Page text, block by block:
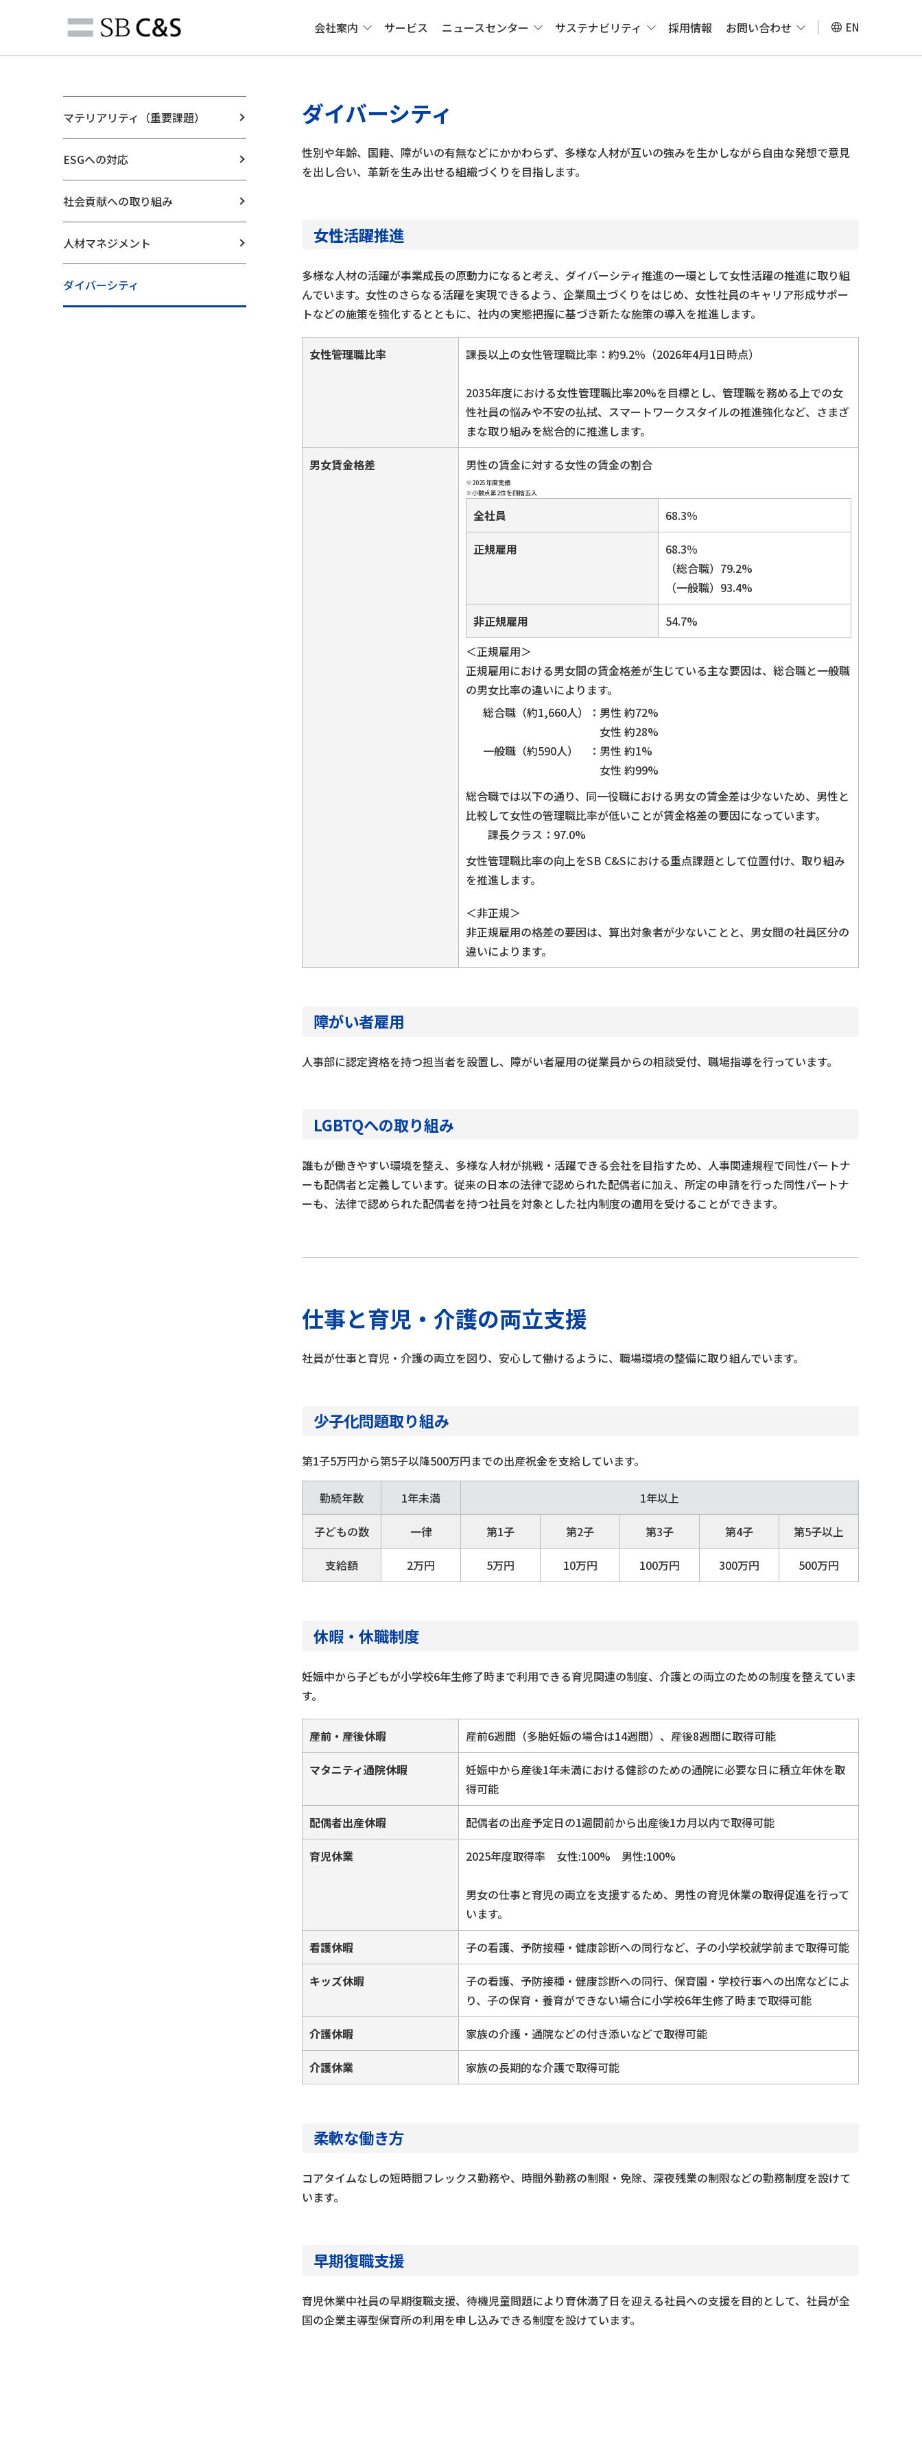
EN
会社案内 サービス ニュースセンター サステナビリティ 採用情報 お問い合わせ
ダイバーシティ
性別や年齢、国籍、障がいの有無などにかかわらず、多様な人材が互いの強みを生かしながら自由な発想で意見
を出し合い、革新を生み出せる組織づくりを目指します。
女性活躍推進
多様な人材の活躍が事業成長の原動力になると考え、ダイバーシティ推進の一環として女性活躍の推進に取り組
んでいます。女性のさらなる活躍を実現できるよう、企業風土づくりをはじめ、女性社員のキャリア形成サポー
トなどの施策を強化するとともに、社内の実態把握に基づき新たな施策の導入を推進します。
女性管理職比率 課長以上の女性管理職比率：約9.2％（2026年4月1日時点）
2035年度における女性管理職比率20%を目標とし、管理職を務める上での女
性社員の悩みや不安の払拭、スマートワークスタイルの推進強化など、さまざ
まな取り組みを総合的に推進します。
男女賃金格差 男性の賃金に対する女性の賃金の割合
※2025年度実績
※小数点第2位を四捨五入
全社員 68.3％
正規雇用
68.3％
（総合職）79.2%
（一般職）93.4%
非正規雇用
54.7%
＜正規雇用＞
正規雇用における男女間の賃金格差が生じている主な要因は、総合職と一般職
の男女比率の違いによります。
総合職（約1,660人）
：男性 約72%
女性 約28%
一般職（約590人）
：男性 約1%
女性 約99%
総合職では以下の通り、同一役職における男女の賃金差は少ないため、男性と
比較して女性の管理職比率が低いことが賃金格差の要因になっています。
課長クラス：97.0%
女性管理職比率の向上をSB C&Sにおける重点課題として位置付け、取り組み
を推進します。
＜非正規＞
非正規雇用の格差の要因は、算出対象者が少ないことと、男女間の社員区分の
違いによります。
障がい者雇用
人事部に認定資格を持つ担当者を設置し、障がい者雇用の従業員からの相談受付、職場指導を行っています。
LGBTQへの取り組み
誰もが働きやすい環境を整え、多様な人材が挑戦・活躍できる会社を目指すため、人事関連規程で同性パートナ
ーも配偶者と定義しています。従来の日本の法律で認められた配偶者に加え、所定の申請を行った同性パートナ
ーも、法律で認められた配偶者を持つ社員を対象とした社内制度の適用を受けることができます。
仕事と育児・介護の両立支援
社員が仕事と育児・介護の両立を図り、安心して働けるように、職場環境の整備に取り組んでいます。
少子化問題取り組み
第1子5万円から第5子以降500万円までの出産祝金を支給しています。
勤続年数 1年未満 1年以上
子どもの数 一律 第1子 第2子 第3子 第4子 第5子以上
支給額 2万円 5万円 10万円 100万円 300万円 500万円
休暇・休職制度
妊娠中から子どもが小学校6年生修了時まで利用できる育児関連の制度、介護との両立のための制度を整えていま
す。
産前・産後休暇 産前6週間（多胎妊娠の場合は14週間）、産後8週間に取得可能
マタニティ通院休暇
妊娠中から産後1年未満における健診のための通院に必要な日に積立年休を取
得可能
配偶者出産休暇 配偶者の出産予定日の1週間前から出産後1カ月以内で取得可能
育児休業 2025年度取得率 女性:100% 男性:100%
男女の仕事と育児の両立を支援するため、男性の育児休業の取得促進を行って
います。
看護休暇 子の看護、予防接種・健康診断への同行など、子の小学校就学前まで取得可能
キッズ休暇
子の看護、予防接種・健康診断への同行、保育園・学校行事への出席などによ
り、子の保育・養育ができない場合に小学校6年生修了時まで取得可能
介護休暇 家族の介護・通院などの付き添いなどで取得可能
介護休業 家族の長期的な介護で取得可能
柔軟な働き方
コアタイムなしの短時間フレックス勤務や、時間外勤務の制限・免除、深夜残業の制限などの勤務制度を設けて
います。
早期復職支援
育児休業中社員の早期復職支援、待機児童問題により育休満了日を迎える社員への支援を目的として、社員が全
国の企業主導型保育所の利用を申し込みできる制度を設けています。
マテリアリティ（重要課題）
ESGへの対応
社会貢献への取り組み
人材マネジメント
ダイバーシティ